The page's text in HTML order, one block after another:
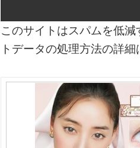
このサイトはスパムを低
トデータの処理方法の詳